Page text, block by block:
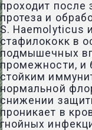
проходит после
протеза и
S. Haemolyticus
стафилококк в
подмышечных
промежности, и
стойким
нормальной
снижении
проникает в
гнойных